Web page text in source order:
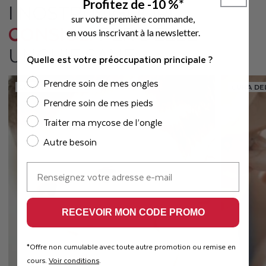
I NOSTRI MIGLIORI
CONSIGLIPER DELLE
UNGHIE SANE
CURA DELLE UNGHIE CURA
Profitez de -10 %*
sur votre première commande,
en vous inscrivant à la newsletter.
Quelle est votre préoccupation principale ?
Prendre soin de mes ongles
Prendre soin de mes pieds
Traiter ma mycose de l’ongle
Autre besoin
RECEVOIR MON CODE PROMO
*Offre non cumulable avec toute autre promotion ou remise en
cours.​ Voir conditions.